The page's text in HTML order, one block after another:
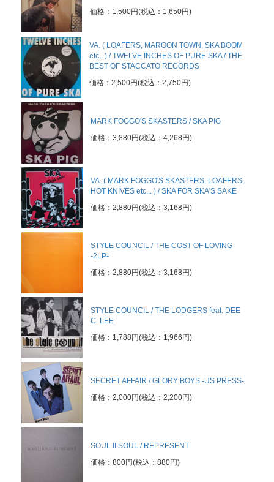
価格：1,500円(税込：1,650円)
VA. ( LOAFERS, MAROON TOWN, SKA BOOM
etc.. ) / TWELVE INCHES OF PURE SKA / THE
BEST OF STACCATO RECORDS
価格：2,500円(税込：2,750円)
MARK FOGGO'S SKASTERS / SKA PIG
価格：3,880円(税込：4,268円)
VA. ( MARK FOGGO'S SKASTERS, LOAFERS,
HOT KNIVES etc... ) / SKA FOR SKA'S SAKE
価格：2,880円(税込：3,168円)
STYLE COUNCIL / THE COST OF LOVING
-2LP-
価格：2,880円(税込：3,168円)
STYLE COUNCIL / THE LODGERS feat. DEE
C. LEE
価格：1,788円(税込：1,966円)
SECRET AFFAIR / GLORY BOYS -US PRESS-
価格：2,000円(税込：2,200円)
SOUL II SOUL / REPRESENT
価格：800円(税込：880円)